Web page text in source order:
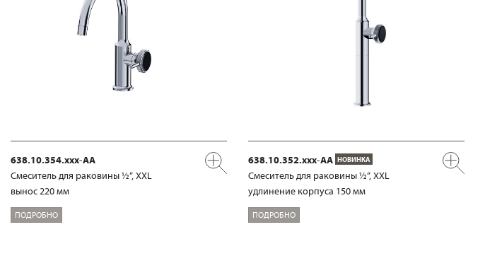
638.10.354.xxx-AA
Смеситель для раковины ½“, XXL
вынос 220 мм
ПОДРОБНО
638.10.352.xxx-AA НОВИНКА
Смеситель для раковины ½“, XXL
удлинение корпуса 150 мм
ПОДРОБНО